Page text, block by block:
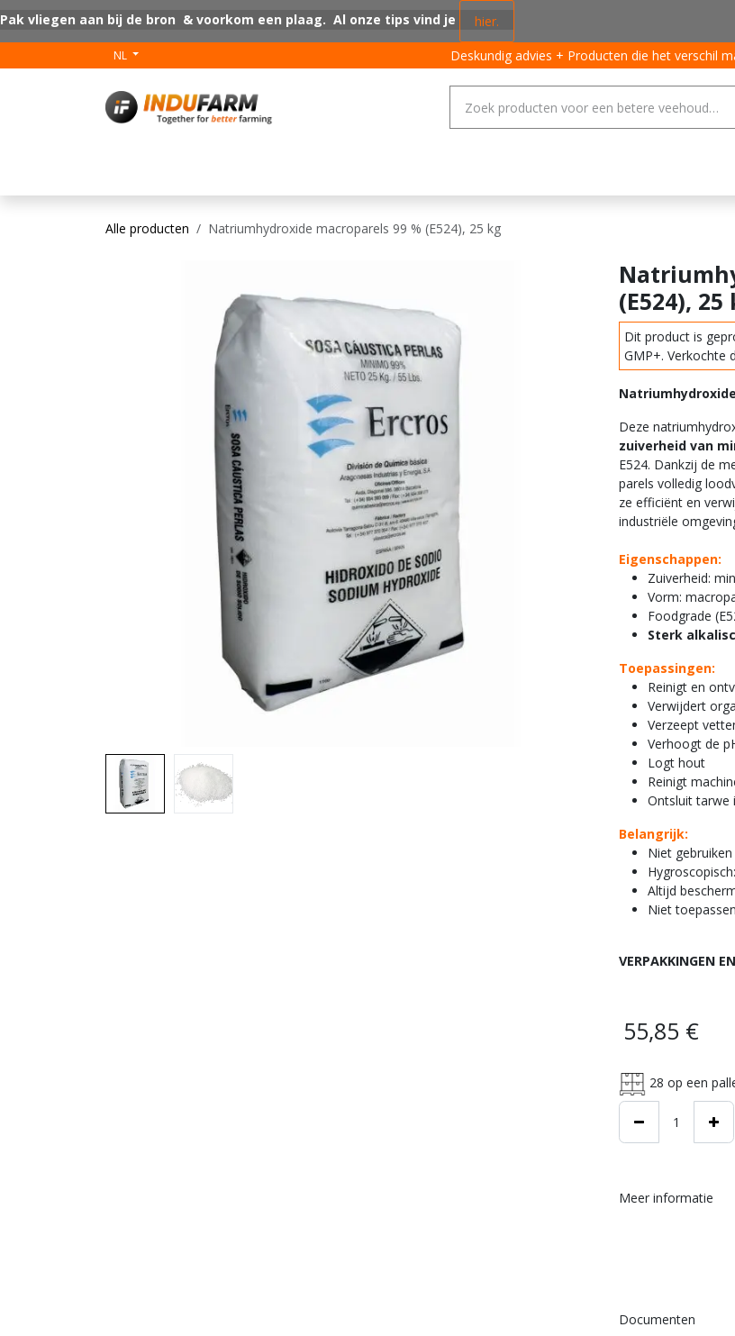
Pak vliegen aan bij de bron & voorkom een plaag. Al onze tips vind je hier.
NL Deskundig advies + Producten die het verschil
Alle producten Natriumhydroxide macroparels 99 % (E524), 25 kg
(E524), 25
Dit product is
GMP+. Verkochte
Deze
zuiverheid van
E524. Dankzij de
parels volledig
ze efficiënt en
industriële
Eigenschappen:
Zuiverheid:
Vorm:
Foodgrade
Sterk
Toepassingen:
Reinigt en
Verwijdert
Verzeept
Verhoogt de
Logt hout
Reinigt
Ontsluit tarwe
Belangrijk:
Niet
Altijd
Niet
VERPAKKINGEN
55,85 €
28 op een
Meer informatie
Documenten